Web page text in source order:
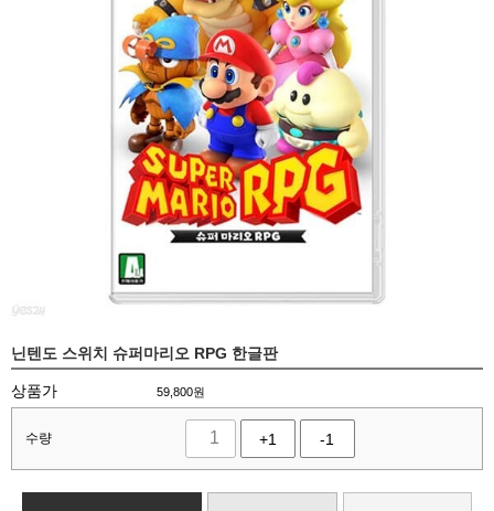
닌텐도 스위치 슈퍼마리오 RPG 한글판
상품가 59,800원
수량 +1 -1